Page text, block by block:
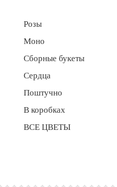
Розы
Моно
Сборные букеты
Сердца
Поштучно
В коробках
ВСЕ ЦВЕТЫ